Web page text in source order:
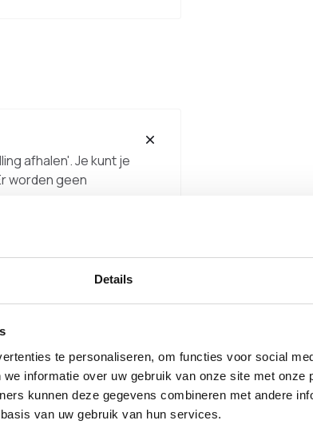
Details
te personaliseren, om functies voor social
informatie over uw gebruik van onze site met onze
kunnen deze gegevens combineren met andere
van uw gebruik van hun services.
afhalen'. Je kunt je
worden geen